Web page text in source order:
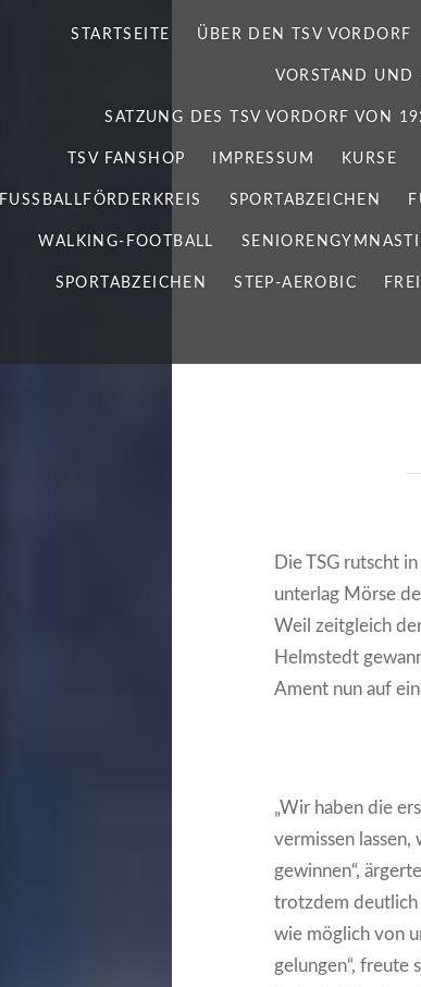
STARTSEITE ÜBER DEN TSV VORDORF
VORSTAND UND
SATZUNG DES TSV VORDORF VON
TSV FANSHOP IMPRESSUM KURSE
FUSSBALLFÖRDERKREIS SPORTABZEICHEN
WALKING-FOOTBALL
SPORTABZEICHEN STEP-AEROBIC
Die TSG rutscht
unterlag Mörse
Weil zeitgleich
Helmstedt
Ament nun auf
„Wir haben die
vermissen lassen,
gewinnen“,
trotzdem deutlich
wie möglich von
gelungen“, freute